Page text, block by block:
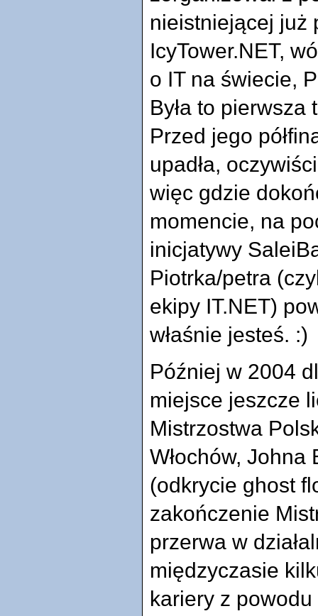
nieistniejącej już
IcyTower.NET,
o IT na świecie,
Była to pierwsza
Przed jego
upadła,
więc gdzie
momencie, na
inicjatywy
Piotrka/petra
ekipy IT.NET)
właśnie jesteś. :)
Później w 2004
miejsce jeszcze
Mistrzostwa
Włochów,
(odkrycie ghost
zakończenie
przerwa w
międzyczasie
kariery z